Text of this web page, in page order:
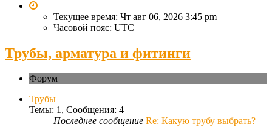
Текущее время: Чт авг 06, 2026 3:45 pm
Часовой пояс: UTC
Трубы, арматура и фитинги
Форум
Трубы
Темы: 1, Сообщения: 4
Последнее сообщение Re: Какую трубу выбрать?